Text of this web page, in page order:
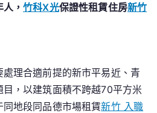
人，竹科X光保證性租賃住房新竹
理合適前提的新市平易近、青
，以建筑面積不跨越70平方米
地段同品德市場租賃新竹 入職